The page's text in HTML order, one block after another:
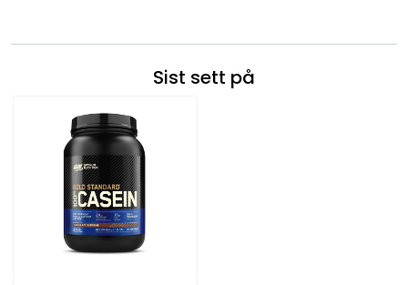
Sist sett på